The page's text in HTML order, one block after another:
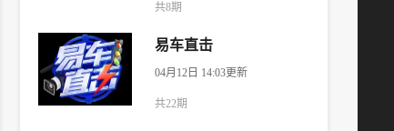
共8期
易车直击
04月12日 14:03更新
共22期